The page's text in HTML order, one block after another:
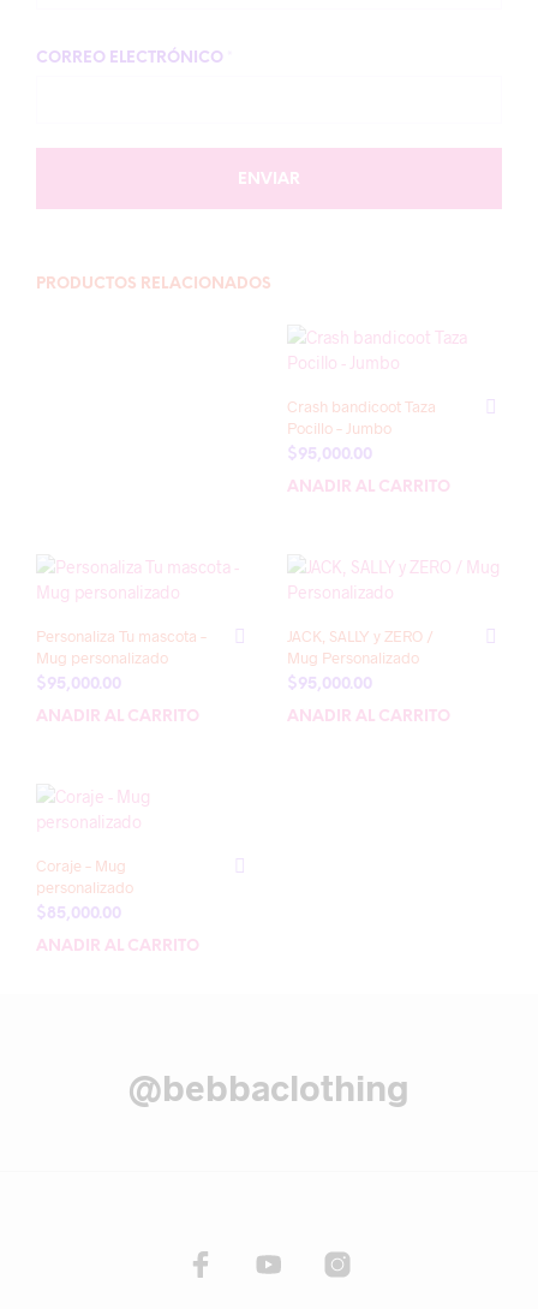
CORREO ELECTRÓNICO
PRODUCTOS RELACIONADOS
Crash bandicoot Taza
Pocillo – Jumbo
$95,000.00
AÑADIR AL CARRITO
Personaliza Tu mascota –
Mug personalizado
$95,000.00
AÑADIR AL CARRITO
JACK, SALLY y ZERO /
Mug Personalizado
$95,000.00
AÑADIR AL CARRITO
Coraje – Mug
personalizado
$85,000.00
AÑADIR AL CARRITO
@bebbaclothing